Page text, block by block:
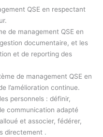
QSE en respectant
de management QSE en
documentaire, et les
et de reporting des
de management QSE en
l’amélioration continue.
personnels : définir,
communication adapté
et associer, fédérer,
directement .